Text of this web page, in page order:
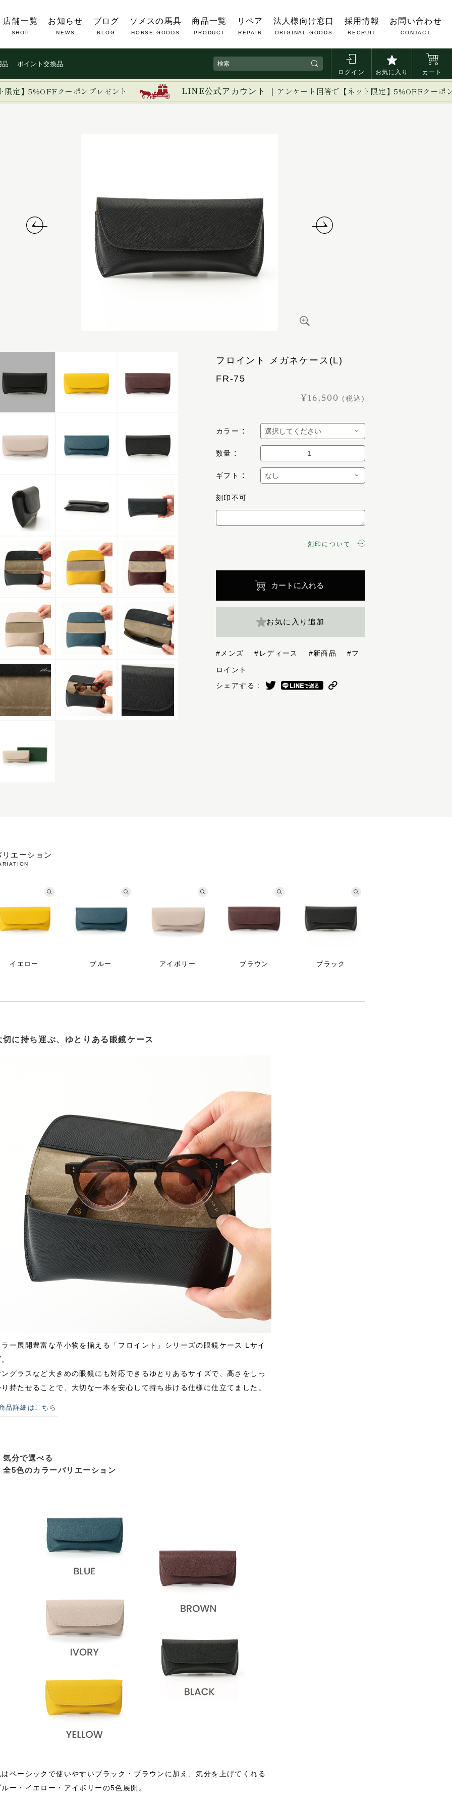
品 ポイント交換品
ログイン お気に入り カート
店舗一覧
SHOP
お知らせ
NEWS
ブログ
BLOG
ソメスの馬具
HORSE GOODS
商品一覧
PRODUCT
リペア
REPAIR
法人様向け窓口
ORIGINAL GOODS
採用情報
RECRUIT
お問い合わせ
CONTACT
限定】5%OFFクーポンプレゼント LINE公式アカウント ｜ アンケート回答で【ネット限定】5%OFFクーポ
フロイント メガネケース(L)
FR-75
¥16,500 (税込)
カラー
数量
ギフト
刻印不可
刻印について
カートに入れる
お気に入り追加
#メンズ #レディース #新商品 #フ
ロイント
シェアする :
リエーション
イエロー ブルー アイボリー ブラウン ブラック
切に持ち運ぶ、ゆとりある眼鏡ケース
ラー展開豊富な革小物を揃える「フロイント」シリーズの眼鏡ケース Lサイ
ングラスなど大きめの眼鏡にも対応できるゆとりあるサイズで、高さをしっ
り持たせることで、大切な一本を安心して持ち歩ける仕様に仕立てました。
品詳細はこちら
気分で選べる
全5色のカラーバリエーション
はベーシックで使いやすいブラック・ブラウンに加え、気分を上げてくれる
ルー・イエロー・アイボリーの5色展開。